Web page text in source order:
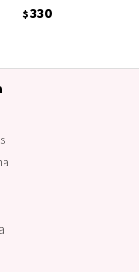
$ 330